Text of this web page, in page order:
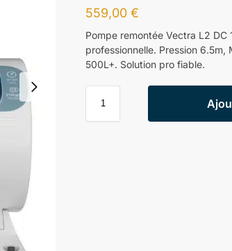
559,00€
Pompe remontée Vectra L2
professionnelle. Pression
500L+. Solution pro fiable.